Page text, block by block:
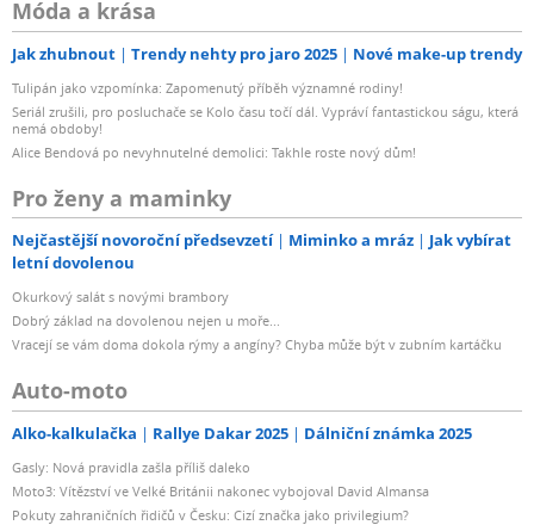
Móda a krása
Jak zhubnout Trendy nehty pro jaro 2025 Nové make-up trendy
Tulipán jako vzpomínka: Zapomenutý příběh významné rodiny!
Seriál zrušili, pro posluchače se Kolo času točí dál. Vypráví fantastickou ságu, která
nemá obdoby!
Alice Bendová po nevyhnutelné demolici: Takhle roste nový dům!
Pro ženy a maminky
Nejčastější novoroční předsevzetí Miminko a mráz
Jak vybírat
letní dovolenou
Okurkový salát s novými brambory
Dobrý základ na dovolenou nejen u moře...
Vracejí se vám doma dokola rýmy a angíny? Chyba může být v zubním kartáčku
Auto-moto
Alko-kalkulačka Rallye Dakar 2025 Dálniční známka 2025
Gasly: Nová pravidla zašla příliš daleko
Moto3: Vítězství ve Velké Británii nakonec vybojoval David Almansa
Pokuty zahraničních řidičů v Česku: Cizí značka jako privilegium?